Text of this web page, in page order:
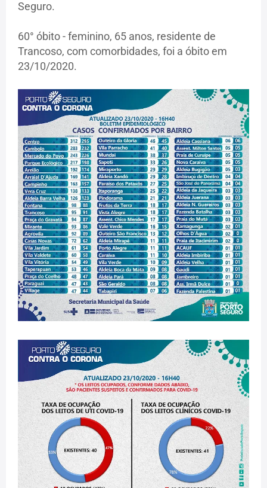
Seguro.
60° óbito - feminino, 65 anos, residente de
Trancoso, com comorbidades, foi a óbito em
23/10/2020.